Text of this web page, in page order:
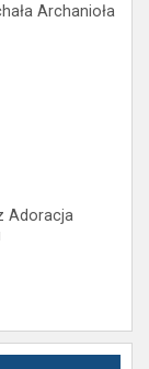
Archanioła
Adoracja